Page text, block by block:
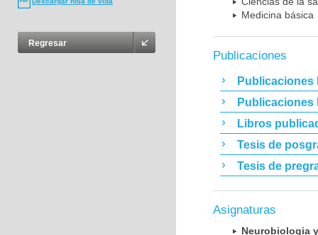
Regresar
Medicina básica
Publicaciones
Publicaciones
Publicaciones
Libros
Tesis de
Tesis de
Asignaturas
Neurobiologia